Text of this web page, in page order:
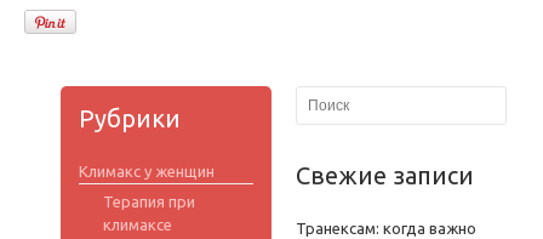
Рубрики
Климакс у женщин
Терапия при
климаксе
Свежие записи
Транексам: когда важно